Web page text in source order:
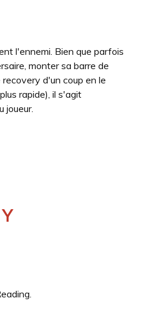
l'ennemi. Bien que parfois
monter sa barre de
d'un coup en le
rapide), il s'agit
joueur.
Y